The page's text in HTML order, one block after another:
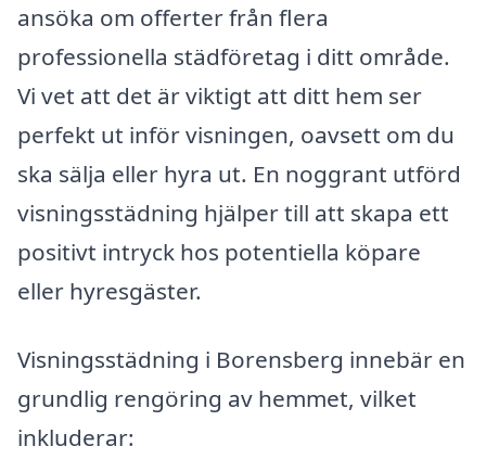
ansöka om offerter från flera
professionella städföretag i ditt område.
Vi vet att det är viktigt att ditt hem ser
perfekt ut inför visningen, oavsett om du
ska sälja eller hyra ut. En noggrant utförd
visningsstädning hjälper till att skapa ett
positivt intryck hos potentiella köpare
eller hyresgäster.
Visningsstädning i Borensberg innebär en
grundlig rengöring av hemmet, vilket
inkluderar: